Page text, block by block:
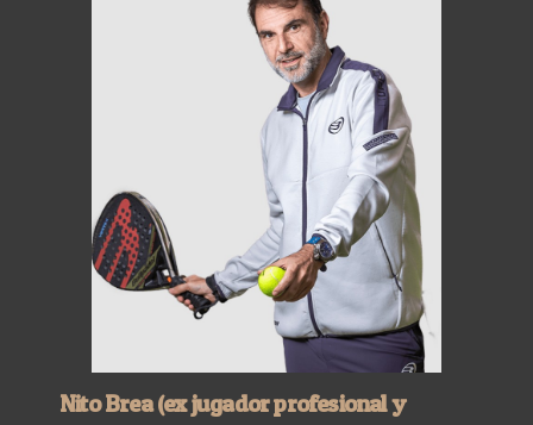
Nito Brea (ex jugador profesional y